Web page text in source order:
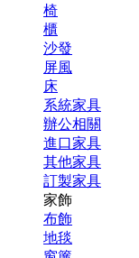
椅
櫃
沙發
屏風
床
系統家具
辦公相關
進口家具
其他家具
訂製家具
家飾
布飾
地毯